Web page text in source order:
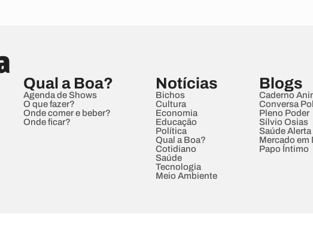
Qual a Boa?
Agenda de Shows
O que fazer?
Onde comer e beber?
Onde ficar?
Notícias
Bichos
Cultura
Economia
Educação
Política
Qual a Boa?
Cotidiano
Saúde
Tecnologia
Meio Ambiente
Blogs
Caderno
Conversa
Pleno Poder
Sílvio Osias
Saúde Alerta
Mercado em
Papo Íntimo